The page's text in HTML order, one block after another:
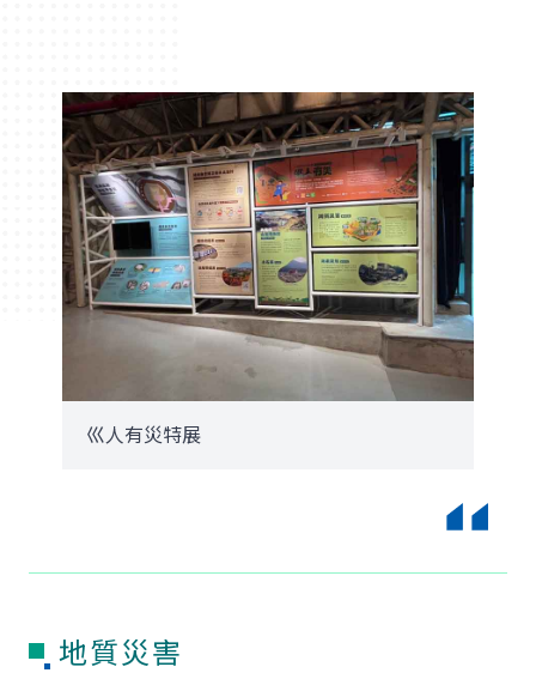
巛人有災特展
地質災害